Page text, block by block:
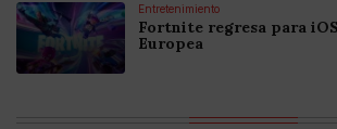
Entretenimiento
Fortnite regresa para
Europea